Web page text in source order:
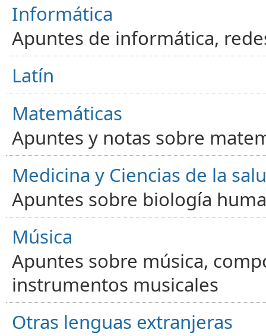
Informática
Apuntes de informática,
Latín
Matemáticas
Apuntes y notas sobre
Medicina y Ciencias de la
Apuntes sobre biología
Música
Apuntes sobre música,
instrumentos musicales
Otras lenguas extranjeras